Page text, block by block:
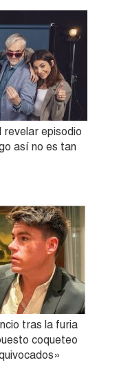
episodio
así no es tan
tras la furia
coqueteo